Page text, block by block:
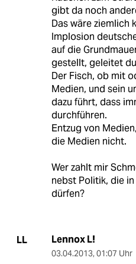
gibt da noch
Das wäre ziemlich
Implosion
auf die
gestellt, geleitet
Der Fisch, ob mit
Medien, und sein
dazu führt, dass
durchführen.
Entzug von
die Medien nicht.
Wer zahlt mir
nebst Politik, die
dürfen?
LL Lennox L!
03.04.2013, 01:07 Uhr